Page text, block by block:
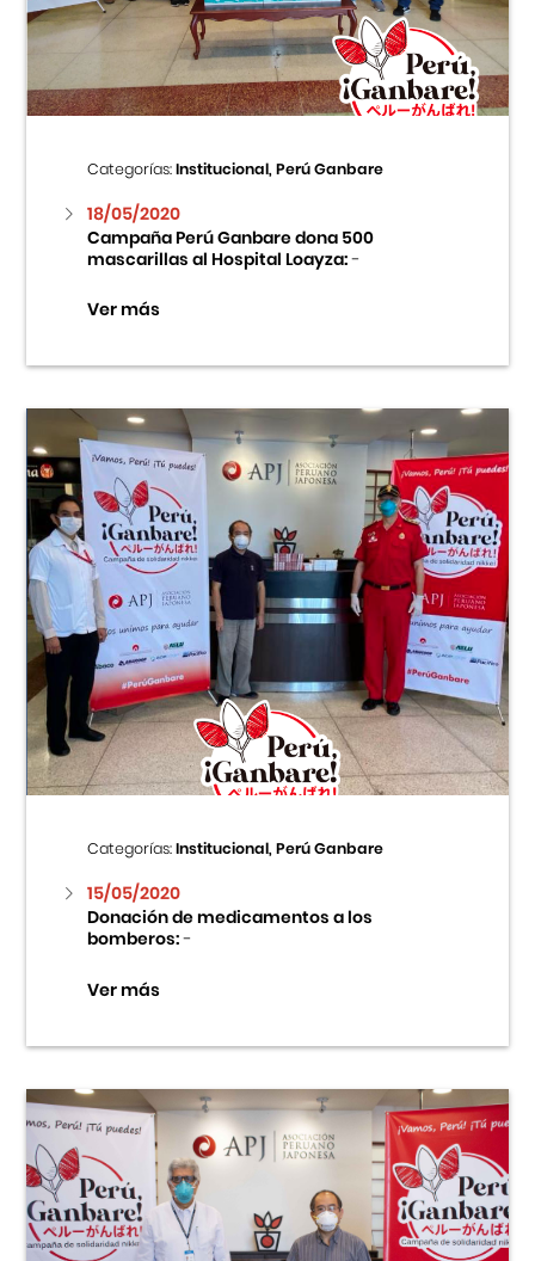
Centro Cultural Peruano Japonés
Cursos
Museo de la Inmigración Japonesa
Fondo Editorial
Teatro Peruano Japonés
Categorías:Institucional, Perú Ganbare
18/05/2020
Campaña Perú Ganbare dona 500
mascarillas al Hospital Loayza:-
Ver más
Categorías:Institucional, Perú Ganbare
15/05/2020
Donación de medicamentos a los
bomberos:-
Ver más